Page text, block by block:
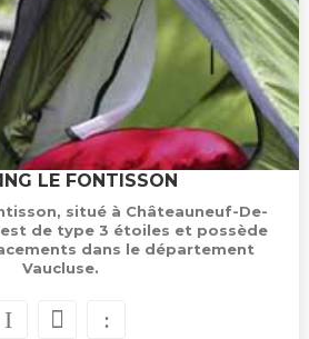
LE FONTISSON
situé à Châteauneuf-De-
de type 3 étoiles et possède
dans le département
Vaucluse.